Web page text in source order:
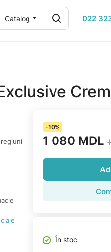
Catalog 022
-10%
1 080 MDL
În stoc